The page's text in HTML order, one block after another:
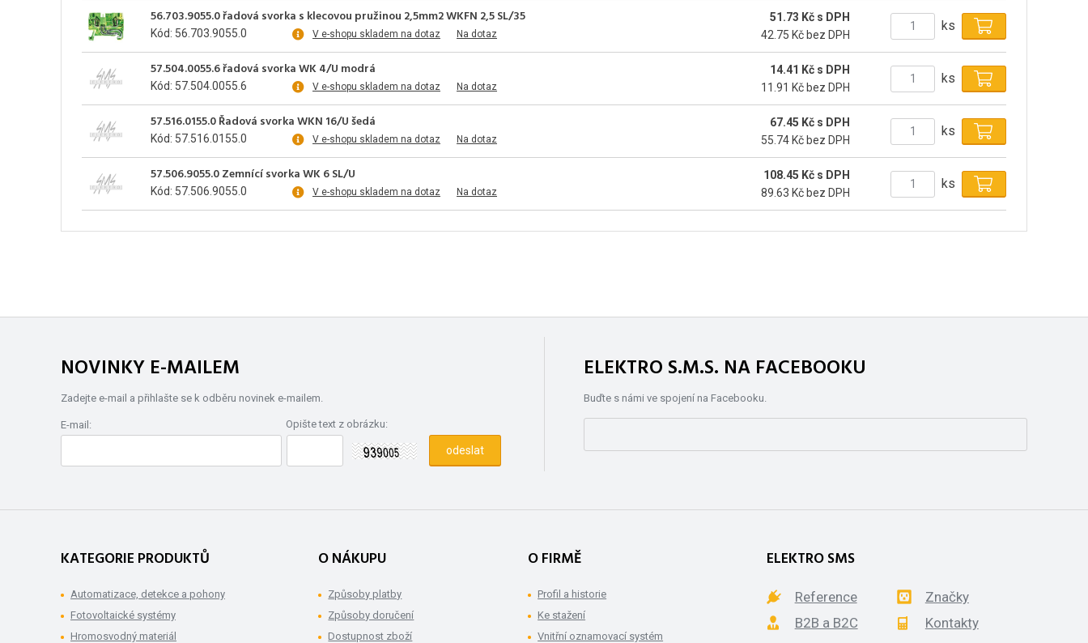
56.703.9055.0 řadová svorka s klecovou pružinou 2,5mm2 WKFN 2,5 SL/35
Kód: 56.703.9055.0 V e-shopu skladem na dotaz Na dotaz
51.73 Kč s DPH
42.75 Kč bez DPH
ks
57.504.0055.6 řadová svorka WK 4/U modrá
Kód: 57.504.0055.6 V e-shopu skladem na dotaz Na dotaz
14.41 Kč s DPH
11.91 Kč bez DPH
ks
57.516.0155.0 Řadová svorka WKN 16/U šedá
Kód: 57.516.0155.0 V e-shopu skladem na dotaz Na dotaz
67.45 Kč s DPH
55.74 Kč bez DPH
ks
57.506.9055.0 Zemnící svorka WK 6 SL/U
Kód: 57.506.9055.0 V e-shopu skladem na dotaz Na dotaz
108.45 Kč s DPH
89.63 Kč bez DPH
ks
NOVINKY E-MAILEM
Zadejte e-mail a přihlašte se k odběru novinek e-mailem.
E-mail: Opište text z obrázku:
ELEKTRO S.M.S. NA FACEBOOKU
Buďte s námi ve spojení na Facebooku.
KATEGORIE PRODUKTŮ
Automatizace, detekce a pohony
Fotovoltaické systémy
Hromosvodný materiál
O NÁKUPU
Způsoby platby
Způsoby doručení
Dostupnost zboží
O FIRMĚ
Profil a historie
Ke stažení
Vnitřní oznamovací systém
ELEKTRO SMS
Reference
Značky
B2B a B2C
Kontakty